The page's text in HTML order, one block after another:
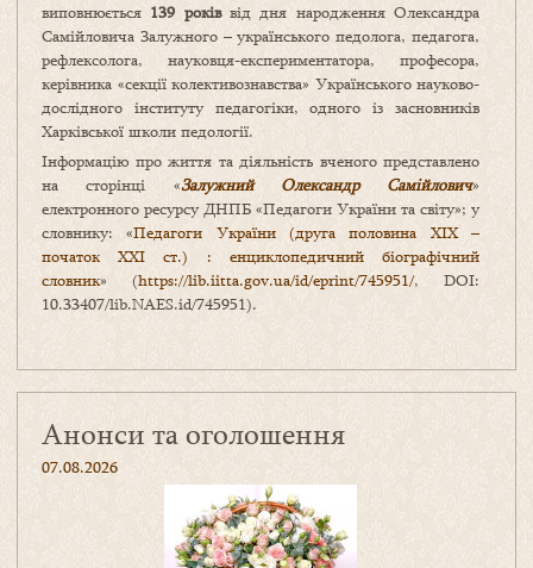
виповнюється 139 роківвід дня народження Олександра
Самійловича Залужного – українського педолога, педагога,
рефлексолога, науковця-експериментатора, професора,
керівника «секції колективознавства» Українського науково-
дослідного інституту педагогіки, одного із засновників
Харківської школи педології.
Інформацію про життя та діяльність вченого представлено
на сторінці «Залужний Олександр Самійлович»
електронного ресурсу ДНПБ «Педагоги України та світу»; у
словнику: «Педагоги України (друга половина ХІХ –
початок ХХІ ст.) : енциклопедичний біографічний
словник» (https://lib.iitta.gov.ua/id/eprint/745951/, DOI:
10.33407/lib.NAES.id/745951).
Анонси та оголошення
07.08.2026